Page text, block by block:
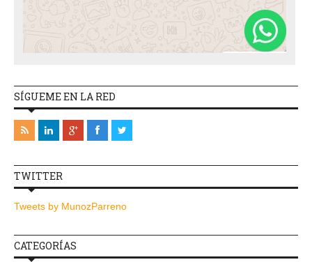
SÍGUEME EN LA RED
TWITTER
Tweets by MunozParreno
CATEGORÍAS